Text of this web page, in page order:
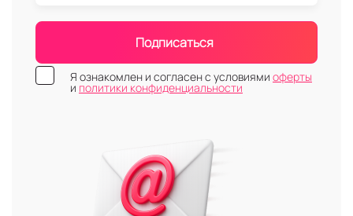
Подписаться
Я ознакомлен и согласен с условиями оферты
и политики конфиденциальности